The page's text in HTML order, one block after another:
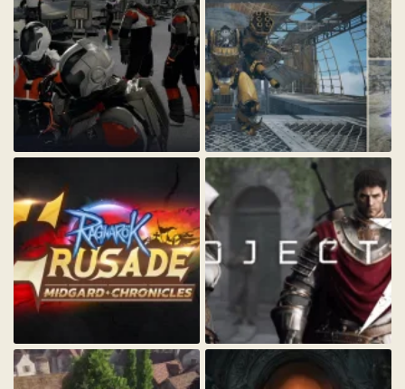
96.3 KБ · Просмотры: 348
contents-ground-2_1_.webp
174 KБ · Просмотры: 319
ZCHPsaL_1_.webp
27.4 KБ · Просмотры: 294
28.6 KБ · Просмотры: 376